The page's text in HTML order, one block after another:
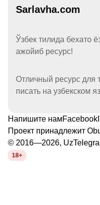
Sarlavha.com
Ўзбек тилида бехато
ажойиб ресурс!
Отличный ресурс для
писать на узбекском
Напишите намFacebook
Проект принадлежит
© 2016—2026,
18+